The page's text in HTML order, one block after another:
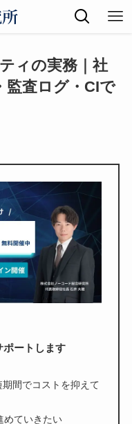
ィの実務｜社
監査ログ・CIで
ポートします
間でコストを抑えて
めていきたい